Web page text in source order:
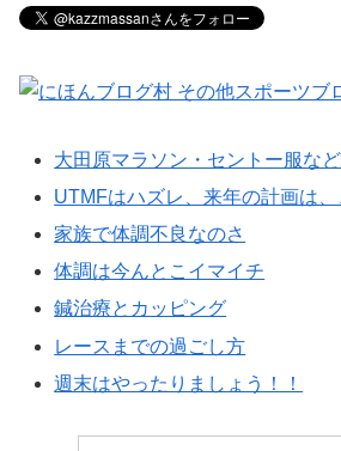
大田原マラソン・セントー服など
UTMFはハズレ、来年の計画は、
家族で体調不良なのさ
体調は今んとこイマイチ
鍼治療とカッピング
レースまでの過ごし方
週末はやったりましょう！！